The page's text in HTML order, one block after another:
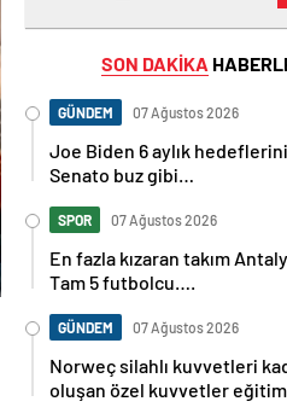
SON DAKİKA
GÜNDEM 07 Ağustos 2026
Joe Biden 6 aylık hedeflerini
Senato buz gibi…
SPOR 07 Ağustos 2026
En fazla kızaran takım
Tam 5 futbolcu….
GÜNDEM 07 Ağustos 2026
Norweç silahlı kuvvetleri
oluşan özel kuvvetler